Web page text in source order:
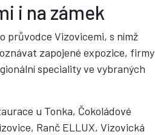
i na zámek
průvodce Vizovicemi, s nímž
zapojené expozice, firmy
speciality ve vybraných
u Tonka, Čokoládové
Ranč ELLUX, Vizovická